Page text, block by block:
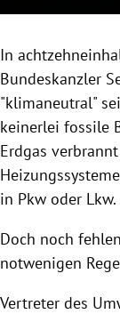
Untermenü
Untermenü
In
Bundeskanzler
"klimaneutral"
keinerlei fossile
Erdgas
in Pkw oder Lkw.
Doch noch
notwenigen
Vertreter des